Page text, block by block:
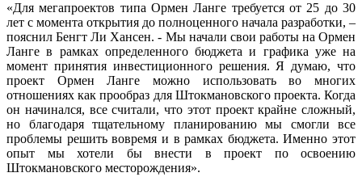
«Для мегапроектов типа Ормен Ланге требуется от 25 до 30
лет с момента открытия до полноценного начала разработки, –
пояснил Бенгт Ли Хансен. - Мы начали свои работы на Ормен
Ланге в рамках определенного бюджета и графика уже на
момент принятия инвестиционного решения. Я думаю, что
проект Ормен Ланге можно использовать во многих
отношениях как прообраз для Штокмановского проекта. Когда
он начинался, все считали, что этот проект крайне сложный,
но благодаря тщательному планированию мы смогли все
проблемы решить вовремя и в рамках бюджета. Именно этот
опыт мы хотели бы внести в проект по освоению
Штокмановского месторождения».